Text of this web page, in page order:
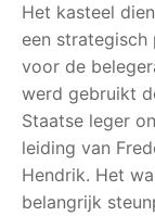
Het kasteel
een strategisch
voor de
werd gebruikt
Staatse leger
leiding van
Hendrik. Het
belangrijk